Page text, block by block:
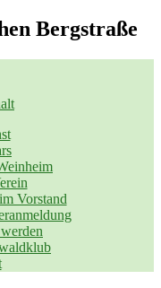
Bergstraße
Vorstand